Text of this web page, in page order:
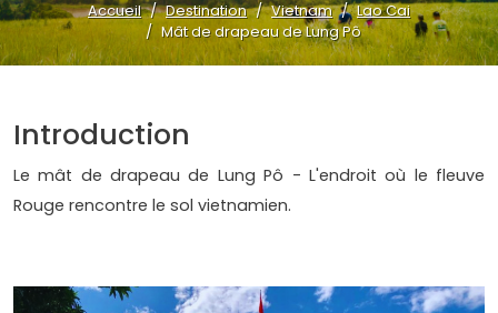
Accueil Destination Vietnam
Lao Cai
Mât de drapeau de Lung Pô
Introduction
Le mât de drapeau de Lung Pô - L'endroit où le fleuve
Rouge rencontre le sol vietnamien.